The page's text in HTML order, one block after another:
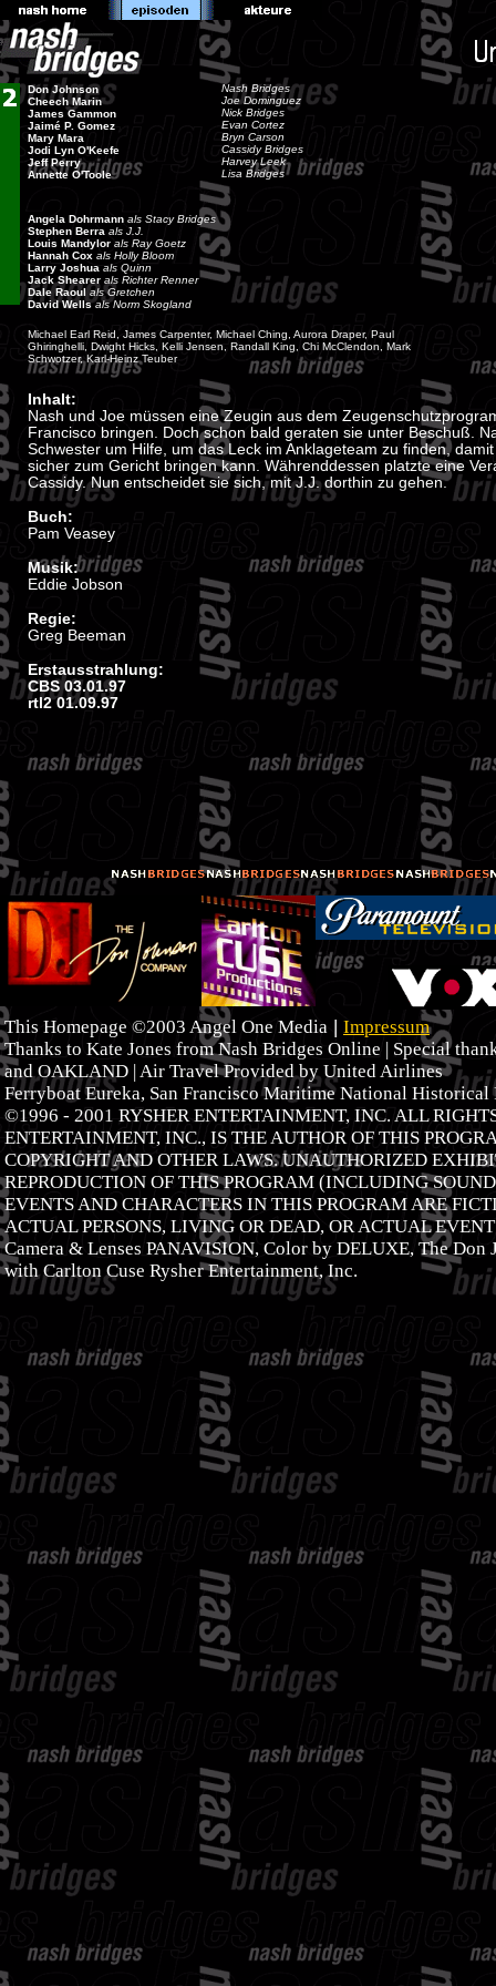
Don Johnson
Cheech Marin
James Gammon
Jaimé P. Gomez
Mary Mara
Jodi Lyn O'Keefe
Jeff Perry
Annette O'Toole
Nash Bridges
Joe Dominguez
Nick Bridges
Evan Cortez
Bryn Carson
Cassidy Bridges
Harvey Leek
Lisa Bridges
Angela Dohrmann als Stacy Bridges
Stephen Berra als J.J.
Louis Mandylor als Ray Goetz
Hannah Cox als Holly Bloom
Larry Joshua als Quinn
Jack Shearer als Richter Renner
Dale Raoul als Gretchen
David Wellsals Norm Skogland
Michael Earl Reid, James Carpenter, Michael Ching, Aurora Draper, Paul
Ghiringhelli, Dwight Hicks, Kelli Jensen, Randall King, Chi McClendon, Mark
Schwotzer, Karl-Heinz Teuber
Inhalt:
Nash und Joe müssen eine Zeugin aus dem
Francisco bringen. Doch schon bald geraten sie unter Beschuß.
Schwester um Hilfe, um das Leck im Anklageteam zu finden,
sicher zum Gericht bringen kann. Währenddessen platzte eine
Cassidy. Nun entscheidet sie sich, mit J.J. dorthin zu gehen.
Buch:
Pam Veasey
Musik:
Eddie Jobson
Regie:
Greg Beeman
Erstausstrahlung:
CBS 03.01.97
rtl2 01.09.97
This Homepage ©2003 Angel One Media | Impressum
Thanks to Kate Jones from Nash Bridges Online | Special
and OAKLAND | Air Travel Provided by United Airlines
Ferryboat Eureka, San Francisco Maritime National Historical
©1996 - 2001 RYSHER ENTERTAINMENT, INC. ALL
ENTERTAINMENT, INC., IS THE AUTHOR OF THIS
COPYRIGHT AND OTHER LAWS. UNAUTHORIZED
REPRODUCTION OF THIS PROGRAM (INCLUDING
EVENTS AND CHARACTERS IN THIS PROGRAM ARE
ACTUAL PERSONS, LIVING OR DEAD, OR ACTUAL
Camera & Lenses PANAVISION, Color by DELUXE, The Don
with Carlton Cuse Rysher Entertainment, Inc.